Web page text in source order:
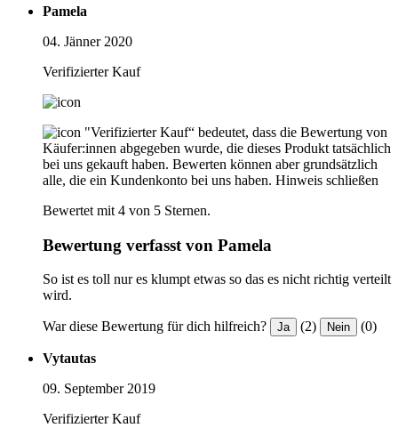
Pamela
04. Jänner 2020
Verifizierter Kauf
"Verifizierter Kauf“ bedeutet, dass die Bewertung von
Käufer:innen abgegeben wurde, die dieses Produkt tatsächlich
bei uns gekauft haben. Bewerten können aber grundsätzlich
alle, die ein Kundenkonto bei uns haben. Hinweis schließen
Bewertet mit 4 von 5 Sternen.
Bewertung verfasst von Pamela
So ist es toll nur es klumpt etwas so das es nicht richtig verteilt
wird.
War diese Bewertung für dich hilfreich? Ja (2) Nein (0)
Vytautas
09. September 2019
Verifizierter Kauf